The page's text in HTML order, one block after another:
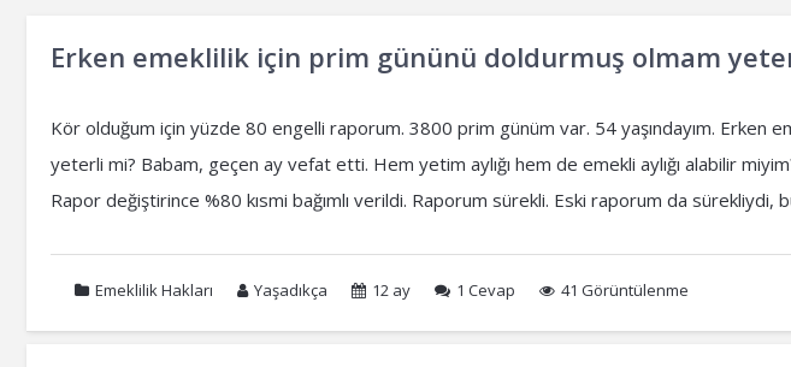
Erken emeklilik için prim gününü doldurmuş olmam
Kör olduğum için yüzde 80 engelli raporum. 3800 prim günüm var. 54 yaşındayım. Erken
yeterli mi? Babam, geçen ay vefat etti. Hem yetim aylığı hem de emekli aylığı alabilir
Rapor değiştirince %80 kısmi bağımlı verildi. Raporum sürekli. Eski raporum da
Emeklilik Hakları Yaşadıkça 12 ay 1 Cevap 41 Görüntülenme